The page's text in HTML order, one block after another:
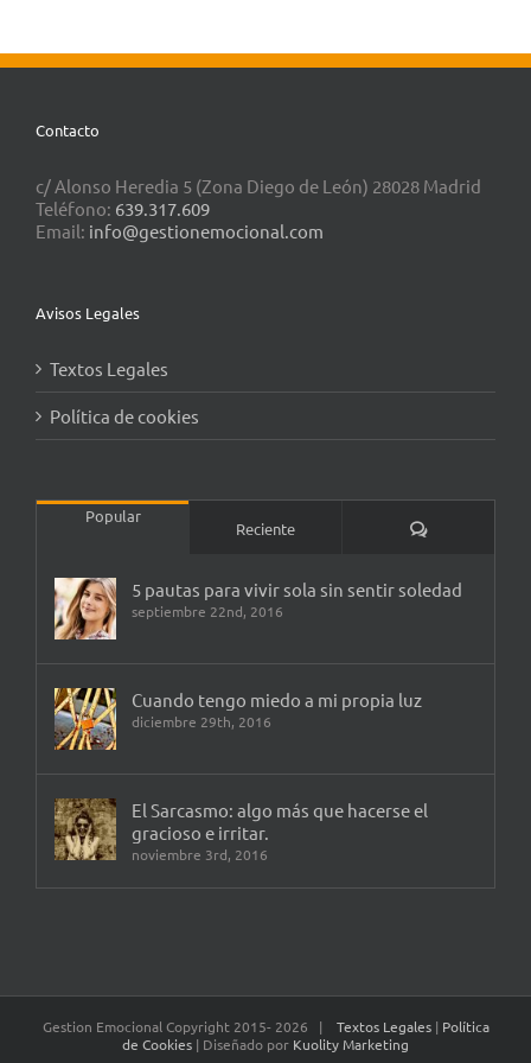
Contacto
c/ Alonso Heredia 5 (Zona Diego de León) 28028 Madrid
Teléfono: 639.317.609
Email: info@gestionemocional.com
Avisos Legales
Textos Legales
Política de cookies
Popular
Reciente Comentarios
5 pautas para vivir sola sin sentir soledad
septiembre 22nd, 2016
Cuando tengo miedo a mi propia luz
diciembre 29th, 2016
El Sarcasmo: algo más que hacerse el
gracioso e irritar.
noviembre 3rd, 2016
Gestion Emocional Copyright 2015- 2026 | Textos Legales | Política
de Cookies | Diseñado por Kuolity Marketing